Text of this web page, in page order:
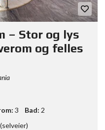
– Stor og lys
og felles
3 Bad: 2